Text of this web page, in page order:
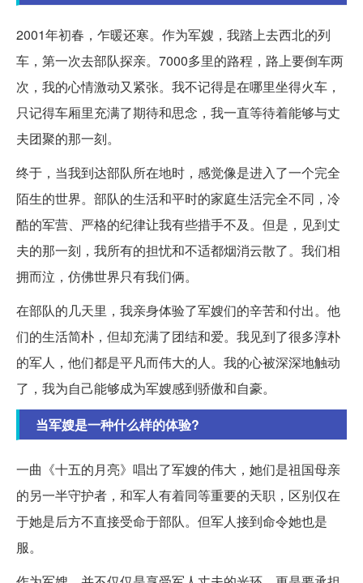
2001年初春，乍暖还寒。作为军嫂，我踏上去西北的列
车，第一次去部队探亲。7000多里的路程，路上要倒车两
次，我的心情激动又紧张。我不记得是在哪里坐得火车，
只记得车厢里充满了期待和思念，我一直等待着能够与丈
夫团聚的那一刻。
终于，当我到达部队所在地时，感觉像是进入了一个完全
陌生的世界。部队的生活和平时的家庭生活完全不同，冷
酷的军营、严格的纪律让我有些措手不及。但是，见到丈
夫的那一刻，我所有的担忧和不适都烟消云散了。我们相
拥而泣，仿佛世界只有我们俩。
在部队的几天里，我亲身体验了军嫂们的辛苦和付出。他
们的生活简朴，但却充满了团结和爱。我见到了很多淳朴
的军人，他们都是平凡而伟大的人。我的心被深深地触动
了，我为自己能够成为军嫂感到骄傲和自豪。
当军嫂是一种什么样的体验?
一曲《十五的月亮》唱出了军嫂的伟大，她们是祖国母亲
的另一半守护者，和军人有着同等重要的天职，区别仅在
于她是后方不直接受命于部队。但军人接到命令她也是
服。